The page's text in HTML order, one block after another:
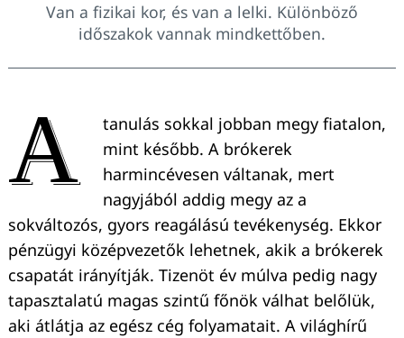
Van a fizikai kor, és van a lelki. Különböző
időszakok vannak mindkettőben.
A
tanulás sokkal jobban megy fiatalon,
mint később. A brókerek
harmincévesen váltanak, mert
nagyjából addig megy az a
sokváltozós, gyors reagálású tevékenység. Ekkor
pénzügyi középvezetők lehetnek, akik a brókerek
csapatát irányítják. Tizenöt év múlva pedig nagy
tapasztalatú magas szintű főnök válhat belőlük,
aki átlátja az egész cég folyamatait. A világhírű